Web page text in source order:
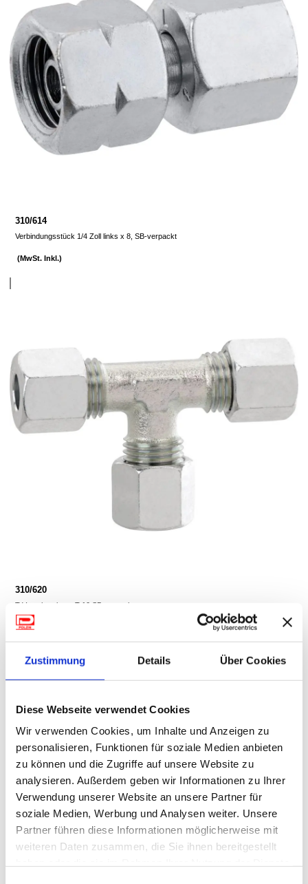
Zustimmung Details Über Cookies
Diese Webseite verwendet Cookies
Wir verwenden Cookies, um Inhalte und Anzeigen zu
personalisieren, Funktionen für soziale Medien anbieten
zu können und die Zugriffe auf unsere Website zu
analysieren. Außerdem geben wir Informationen zu Ihrer
Verwendung unserer Website an unsere Partner für
soziale Medien, Werbung und Analysen weiter. Unsere
Partner führen diese Informationen möglicherweise mit
weiteren Daten zusammen, die Sie ihnen bereitgestellt
310/614
Verbindungsstück 1/4 Zoll links x 8, SB-verpackt
(MwSt. Inkl.)
310/620
T-Verschraubung T 10 SB-verpackt
(MwSt. Inkl.)